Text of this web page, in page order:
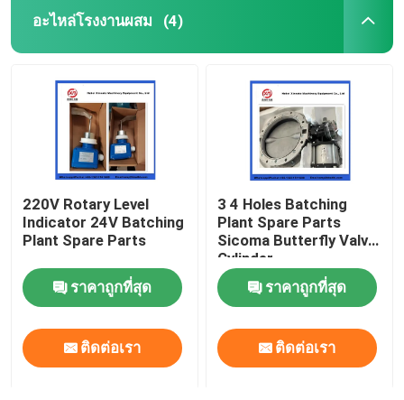
อะไหล่โรงงานผสม (4)
220V Rotary Level
Indicator 24V Batching
Plant Spare Parts
ราคาถูกที่สุด
ติดต่อเรา
3 4 Holes Batching
Plant Spare Parts
Sicoma Butterfly Valve
Cylinder
Electropneumatic
Actuator Cylinder
ราคาถูกที่สุด
ติดต่อเรา